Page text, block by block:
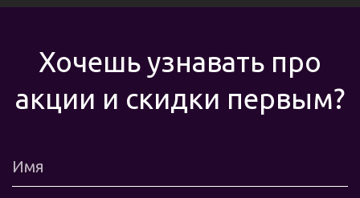
Хочешь узнавать про
акции и скидки первым?